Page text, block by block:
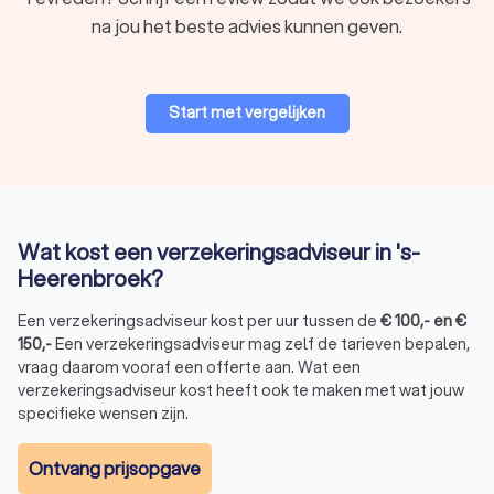
door brand, diefstal of waterschade. Belangrijk voor
bedrijven met fysieke bezittingen.
dekking van proceskosten bij geschillen, bijvoorbeeld
over contracten, aankopen of arbeidsconflicten.
Het inschakelen van een onafhankelijke verzekeringsadviseur
biedt meerdere voordelen:
Onafhankelijk advies:
jouw situatie.
Persoonlijke service:Een adviseur kijkt naar jouw
specifieke behoeften en past het advies hierop aan.
Tijdsbesparing:Zelf verzekeringen vergelijken kost veel
tijd; een adviseur neemt dit werk uit handen.
dat je onder- of oververzekerd bent.
na jou het beste advies kunnen geven.
Start met vergelijken
Wat kost een verzekeringsadviseur in 's-
Heerenbroek?
Een verzekeringsadviseur kost per uur tussen de €100,- en€
150,-Een verzekeringsadviseur mag zelf de tarieven bepalen,
vraag daarom vooraf een offerte aan. Wat een
verzekeringsadviseur kost heeft ook te maken met wat jouw
specifieke wensen zijn.
Ontvang prijsopgave